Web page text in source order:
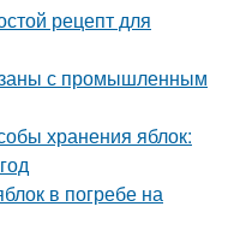
рецепт для
с промышленным
хранения яблок:
в погребе на